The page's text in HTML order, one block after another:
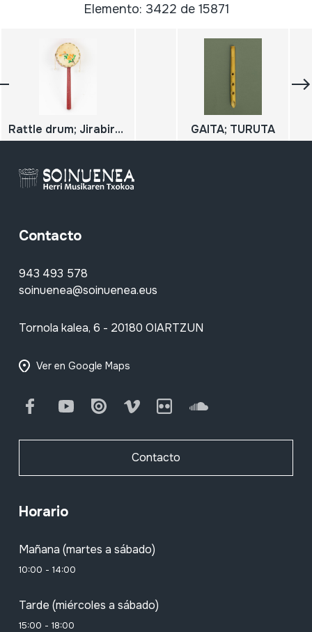
Elemento: 3422 de 15871
Rattle drum; Jirabirako danbor kirtenduna GAITA; TURUTA
Contacto
943 493 578
soinuenea@soinuenea.eus
Tornola kalea, 6 - 20180 OIARTZUN
Ver en Google Maps
FacebookYoutube Issuu Vimeo Flickr SoundCloud
Contacto
Horario
Mañana (martes a sábado)
10:00 - 14:00
Tarde (miércoles a sábado)
15:00 - 18:00